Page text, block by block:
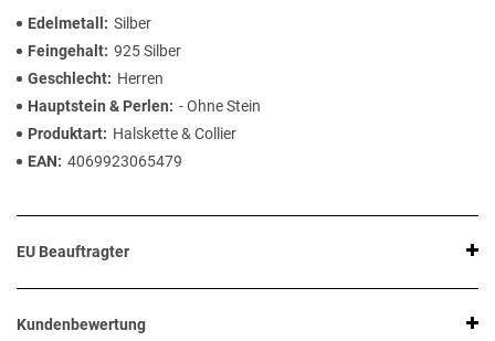
Edelmetall
Silber
Feingehalt 925 Silber
Geschlecht
Herren
Hauptstein & Perlen
- Ohne Stein
Produktart
Halskette & Collier
EAN
4069923065479
EU Beauftragter
Kundenbewertung